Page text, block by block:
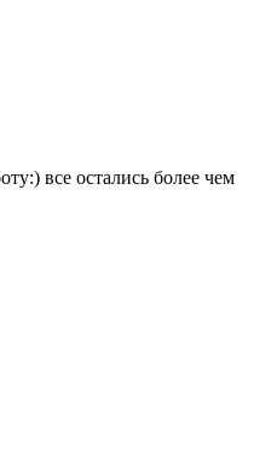
все остались более чем